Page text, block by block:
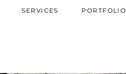
SERVICES PORTFOLIO